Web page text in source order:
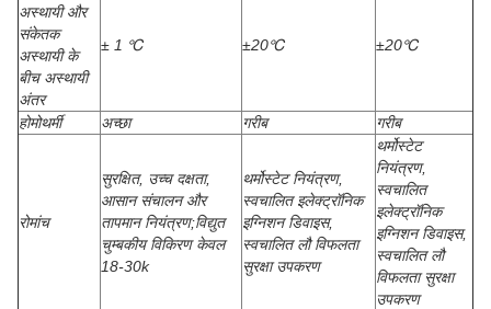
अस्थायी और
संकेतक
अस्थायी के
बीच अस्थायी
अंतर
± 1 ℃ ±20℃ ±20℃
होमोथर्मी अच्छा गरीब गरीब
रोमांच
सुरक्षित, उच्च दक्षता,
आसान संचालन और
तापमान नियंत्रण;विद्युत
चुम्बकीय विकिरण केवल
18-30k
थर्मोस्टेट नियंत्रण,
स्वचालित इलेक्ट्रॉनिक
इग्निशन डिवाइस,
स्वचालित लौ विफलता
सुरक्षा उपकरण
थर्मोस्टेट
नियंत्रण,
स्वचालित
इलेक्ट्रॉनिक
इग्निशन डिवाइस,
स्वचालित लौ
विफलता सुरक्षा
उपकरण